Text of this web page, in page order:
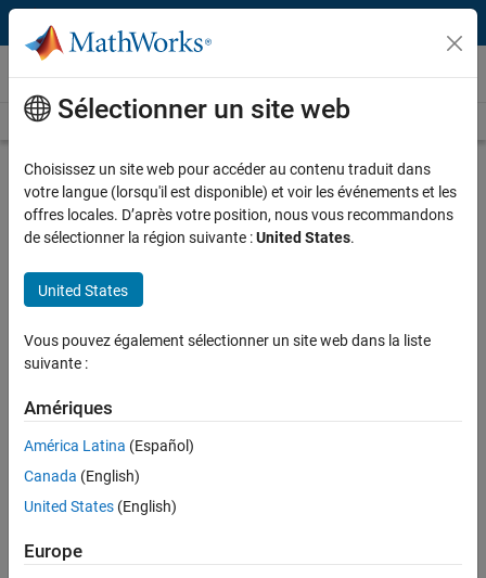
Passer au contenu
Vidéos
Videos Home Search
Play
Description
Standalone Applications, Web
Published: 19 Oct 2020
Related Resources
Feedback
UP NEXT:
Sélectionner un site web
Choisissez un site web pour accéder au contenu traduit dans
votre langue (lorsqu'il est disponible) et voir les événements et les
offres locales. D’après votre position, nous vous recommandons
de sélectionner la région suivante :United States.
United States
Vous pouvez également sélectionner un site web dans la liste
suivante :
Amériques
América Latina (Español)
Canada (English)
United States (English)
Europe